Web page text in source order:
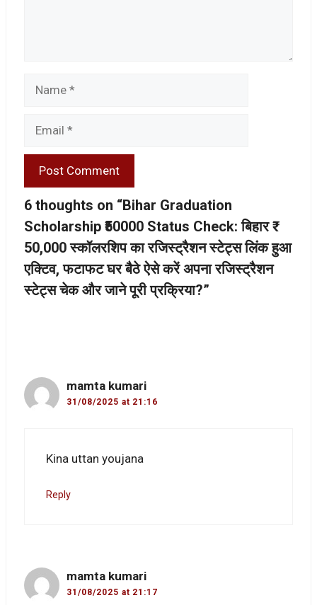
6 thoughts on “Bihar Graduation
Scholarship ₹50000 Status Check: बिहार ₹
50,000 स्कॉलरशिप का रजिस्ट्रैशन स्टेट्स लिंक हुआ
एक्टिव, फटाफट घर बैठे ऐसे करें अपना रजिस्ट्रैशन
स्टेट्स चेक और जाने पूरी प्रक्रिया?”
mamta kumari
31/08/2025 at 21:16
Kina uttan youjana
Reply
mamta kumari
31/08/2025 at 21:17